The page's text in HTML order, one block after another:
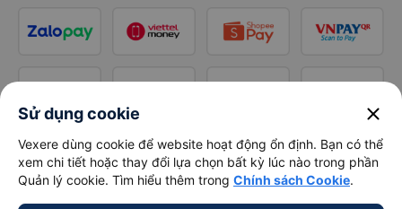
Sử dụng cookie close
Vexere dùng cookie để website hoạt động ổn định. Bạn có thể
xem chi tiết hoặc thay đổi lựa chọn bất kỳ lúc nào trong phần
Quản lý cookie. Tìm hiểu thêm trong Chính sách Cookie.